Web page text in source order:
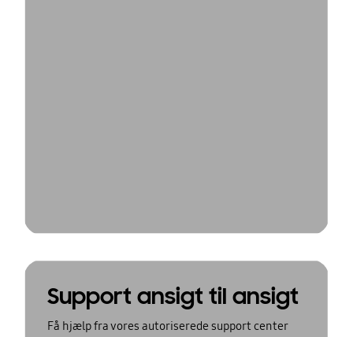
Support ansigt til ansigt
Få hjælp fra vores autoriserede support center